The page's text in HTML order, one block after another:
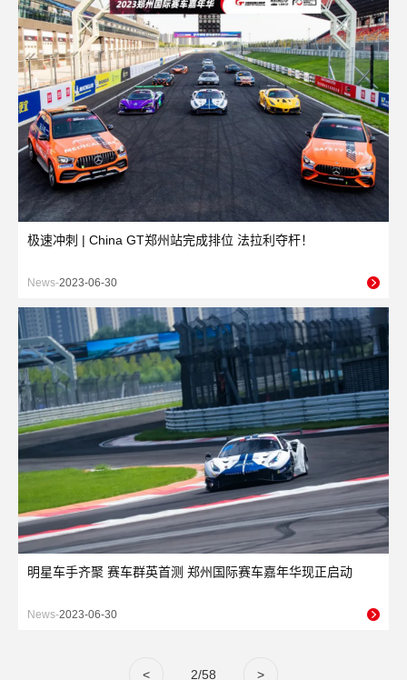
极速冲刺 | China GT郑州站完成排位 法拉利夺杆！
News-2023-06-30
明星车手齐聚 赛车群英首测 郑州国际赛车嘉年华现正启动
News-2023-06-30
< 2/58 >